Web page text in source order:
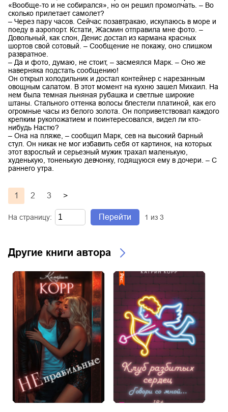
«Вообще-то и не собирался», но он решил промолчать. – Во
сколько прилетает самолет?
– Через пару часов. Сейчас позавтракаю, искупаюсь в море и
поеду в аэропорт. Кстати, Жасмин отправила мне фото. –
Довольный, как слон, Денис достал из кармана красных
шортов свой сотовый. – Сообщение не покажу, оно слишком
развратное.
– Да и фото, думаю, не стоит, – засмеялся Марк. – Оно же
наверняка подстать сообщению!
Он открыл холодильник и достал контейнер с нарезанным
овощным салатом. В этот момент на кухню зашел Михаил. На
нем была темная льняная рубашка и светлые широкие
штаны. Стального оттенка волосы блестели платиной, как его
огромные часы из белого золота. Он поприветствовал каждого
крепким рукопожатием и поинтересовался, видел ли кто-
нибудь Настю?
– Она на пляже, – сообщил Марк, сев на высокий барный
стул. Он никак не мог избавить себя от картинок, на которых
этот взрослый и серьезный мужик трахал маленькую,
худенькую, тоненькую девчонку, годящуюся ему в дочери. – С
раннего утра.
1 2 3 >
На страницу: Перейти 1 из 3
Другие книги автора